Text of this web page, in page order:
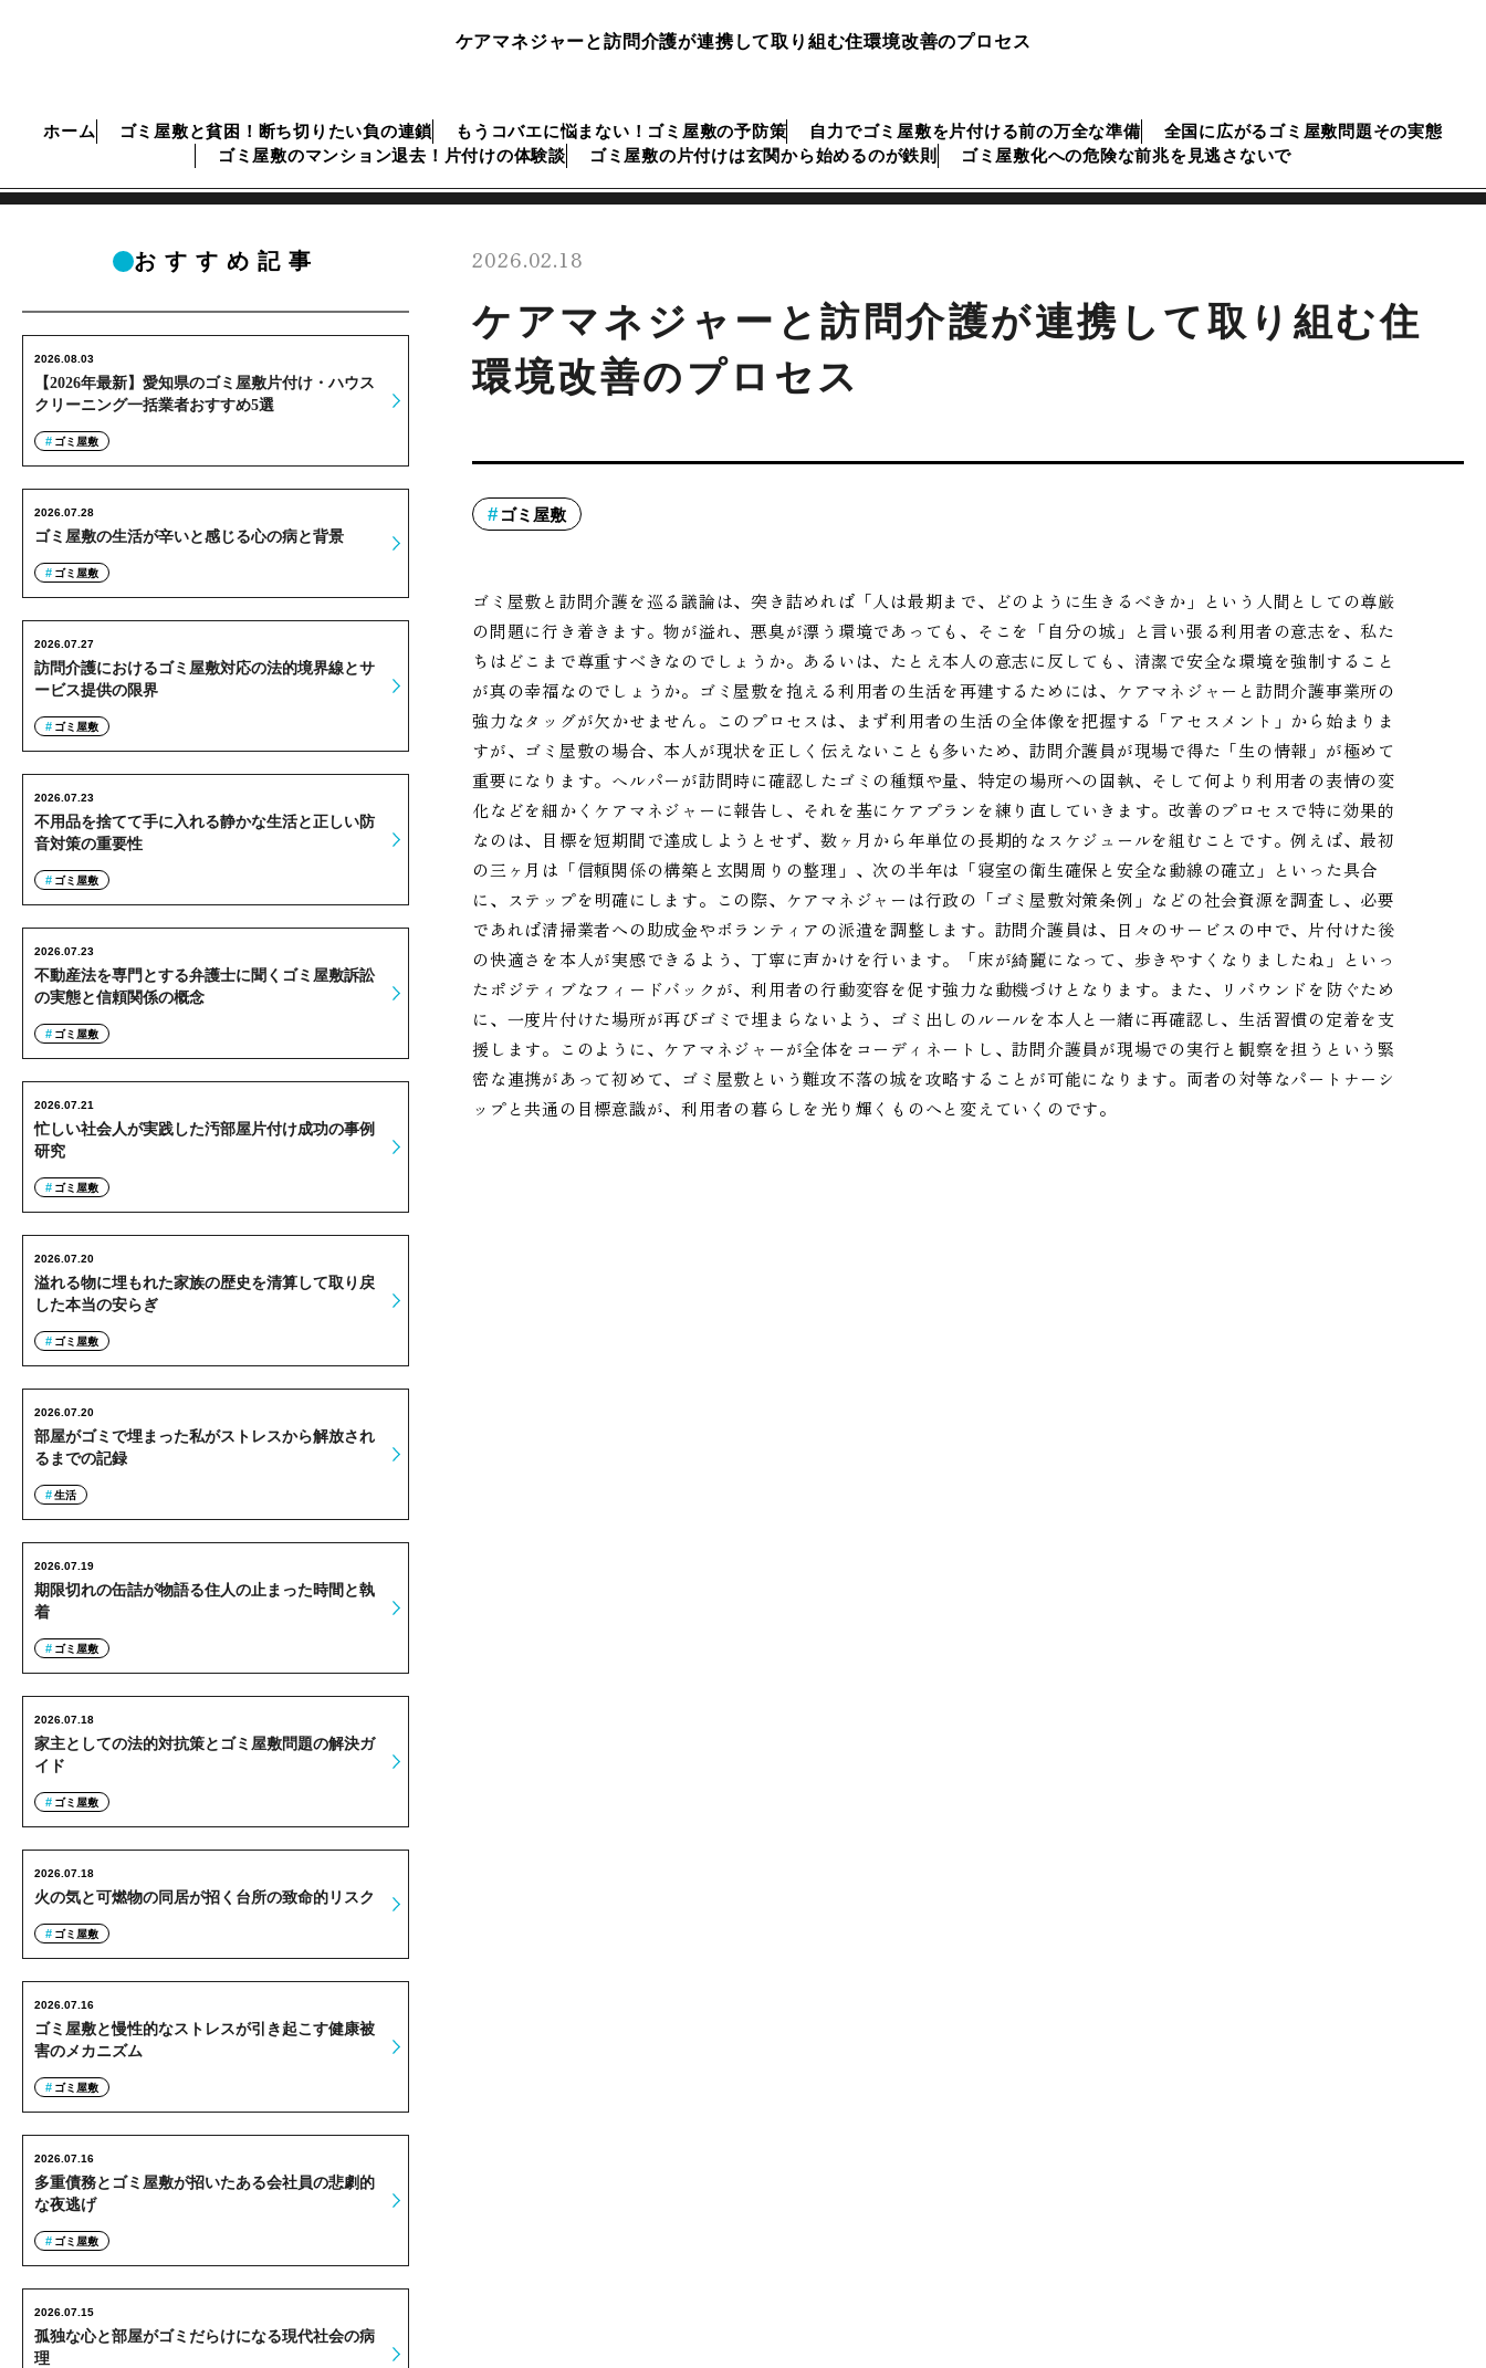
ケアマネジャーと訪問介護が連携して取り組む住環境改善のプロセス
ホーム ゴミ屋敷と貧困！断ち切りたい負の連鎖 もうコバエに悩まない！ゴミ屋敷の予防策 自力でゴミ屋敷を片付ける前の万全な準備
全国に広がるゴミ屋敷問題その実態
ゴミ屋敷のマンション退去！片付けの体験談
ゴミ屋敷の片付けは玄関から始めるのが鉄則 ゴミ屋敷化への危険な前兆を見逃さないで
2026.02.18
ケアマネジャーと訪問介護が連携して取り組む住
環境改善のプロセス
ゴミ屋敷
ゴミ屋敷と訪問介護を巡る議論は、突き詰めれば「人は最期まで、どのように生きるべきか」という人間としての尊厳
の問題に行き着きます。物が溢れ、悪臭が漂う環境であっても、そこを「自分の城」と言い張る利用者の意志を、私た
ちはどこまで尊重すべきなのでしょうか。あるいは、たとえ本人の意志に反しても、清潔で安全な環境を強制すること
が真の幸福なのでしょうか。ゴミ屋敷を抱える利用者の生活を再建するためには、ケアマネジャーと訪問介護事業所の
強力なタッグが欠かせません。このプロセスは、まず利用者の生活の全体像を把握する「アセスメント」から始まりま
すが、ゴミ屋敷の場合、本人が現状を正しく伝えないことも多いため、訪問介護員が現場で得た「生の情報」が極めて
重要になります。ヘルパーが訪問時に確認したゴミの種類や量、特定の場所への固執、そして何より利用者の表情の変
化などを細かくケアマネジャーに報告し、それを基にケアプランを練り直していきます。改善のプロセスで特に効果的
なのは、目標を短期間で達成しようとせず、数ヶ月から年単位の長期的なスケジュールを組むことです。例えば、最初
の三ヶ月は「信頼関係の構築と玄関周りの整理」、次の半年は「寝室の衛生確保と安全な動線の確立」といった具合
に、ステップを明確にします。この際、ケアマネジャーは行政の「ゴミ屋敷対策条例」などの社会資源を調査し、必要
であれば清掃業者への助成金やボランティアの派遣を調整します。訪問介護員は、日々のサービスの中で、片付けた後
の快適さを本人が実感できるよう、丁寧に声かけを行います。「床が綺麗になって、歩きやすくなりましたね」といっ
たポジティブなフィードバックが、利用者の行動変容を促す強力な動機づけとなります。また、リバウンドを防ぐため
に、一度片付けた場所が再びゴミで埋まらないよう、ゴミ出しのルールを本人と一緒に再確認し、生活習慣の定着を支
援します。このように、ケアマネジャーが全体をコーディネートし、訪問介護員が現場での実行と観察を担うという緊
密な連携があって初めて、ゴミ屋敷という難攻不落の城を攻略することが可能になります。両者の対等なパートナーシ
ップと共通の目標意識が、利用者の暮らしを光り輝くものへと変えていくのです。
おすすめ記事
【2026年最新】愛知県のゴミ屋敷片付け・ハウス
クリーニング一括業者おすすめ5選
2026.08.03
ゴミ屋敷
ゴミ屋敷の生活が辛いと感じる心の病と背景
2026.07.28
ゴミ屋敷
訪問介護におけるゴミ屋敷対応の法的境界線とサ
ービス提供の限界
2026.07.27
ゴミ屋敷
不用品を捨てて手に入れる静かな生活と正しい防
音対策の重要性
2026.07.23
ゴミ屋敷
不動産法を専門とする弁護士に聞くゴミ屋敷訴訟
の実態と信頼関係の概念
2026.07.23
ゴミ屋敷
忙しい社会人が実践した汚部屋片付け成功の事例
研究
2026.07.21
ゴミ屋敷
溢れる物に埋もれた家族の歴史を清算して取り戻
した本当の安らぎ
2026.07.20
ゴミ屋敷
部屋がゴミで埋まった私がストレスから解放され
るまでの記録
2026.07.20
生活
期限切れの缶詰が物語る住人の止まった時間と執
着
2026.07.19
ゴミ屋敷
家主としての法的対抗策とゴミ屋敷問題の解決ガ
イド
2026.07.18
ゴミ屋敷
火の気と可燃物の同居が招く台所の致命的リスク
2026.07.18
ゴミ屋敷
ゴミ屋敷と慢性的なストレスが引き起こす健康被
害のメカニズム
2026.07.16
ゴミ屋敷
多重債務とゴミ屋敷が招いたある会社員の悲劇的
な夜逃げ
2026.07.16
ゴミ屋敷
孤独な心と部屋がゴミだらけになる現代社会の病
理
2026.07.15